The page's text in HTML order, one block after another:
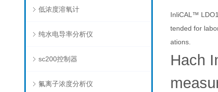
低浓度溶氧计
纯水电导率分析仪
sc200控制器
氟离子浓度分析仪
InliCAL™
tended for
ations.
Hach